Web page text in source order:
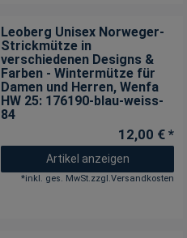
Leoberg Unisex Norweger-
Strickmütze in
verschiedenen Designs &
Farben - Wintermütze für
Damen und Herren, Wenfa
HW 25: 176190-blau-weiss-
84
12,00 € *
Artikel anzeigen
*inkl. ges. MwSt.zzgl.Versandkosten